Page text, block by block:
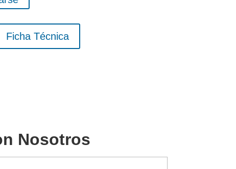
Ficha Técnica
Nosotros